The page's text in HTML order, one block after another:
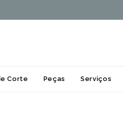
Corte Peças Serviços